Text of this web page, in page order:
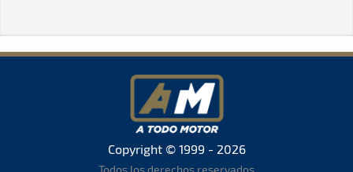
Copyright © 1999 - 2026
Todos los derechos reservados